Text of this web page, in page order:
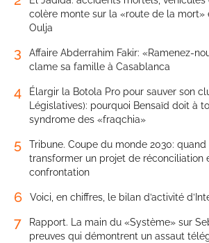
colère monte sur la «route de la mort»
Oulja
3
Affaire Abderrahim Fakir: «Ramenez-
clame sa famille à Casablanca
4
Élargir la Botola Pro pour sauver son
Législatives): pourquoi Bensaïd doit à
syndrome des «fraqchia»
5
Tribune. Coupe du monde 2030:
transformer un projet de réconciliation
confrontation
6 Voici, en chiffres, le bilan d’activité
7
Rapport. La main du «Système» sur
preuves qui démontrent un assaut